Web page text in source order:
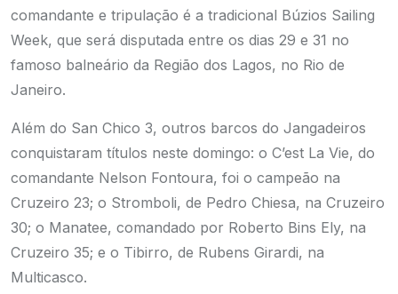
comandante e tripulação é a tradicional Búzios Sailing
Week, que será disputada entre os dias 29 e 31 no
famoso balneário da Região dos Lagos, no Rio de
Janeiro.
Além do San Chico 3, outros barcos do Jangadeiros
conquistaram títulos neste domingo: o C’est La Vie, do
comandante Nelson Fontoura, foi o campeão na
Cruzeiro 23; o Stromboli, de Pedro Chiesa, na Cruzeiro
30; o Manatee, comandado por Roberto Bins Ely, na
Cruzeiro 35; e o Tibirro, de Rubens Girardi, na
Multicasco.